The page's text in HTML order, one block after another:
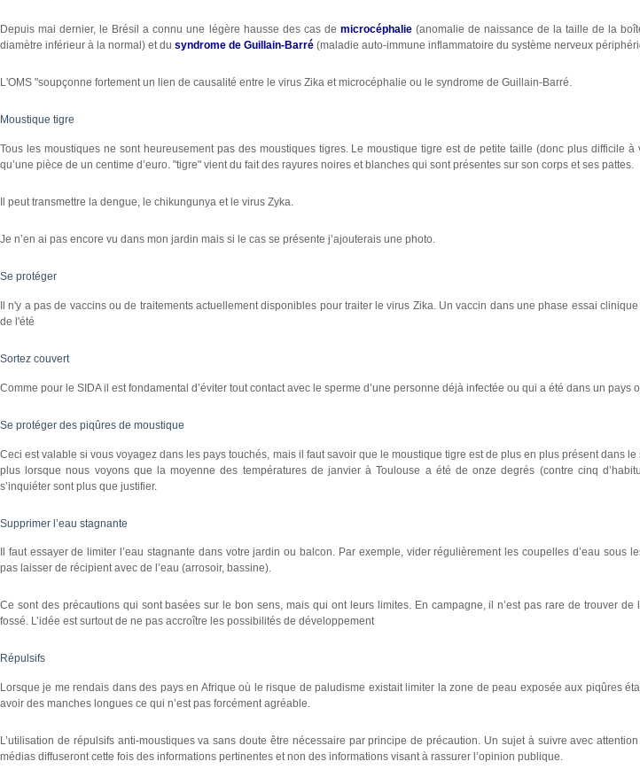
Depuis mai dernier, le Brésil a connu une légère hausse des cas de microcéphalie(anomalie de naissance de la taille de la
diamètre inférieur à la normal) et du syndrome de Guillain-Barré (maladie auto-immune inflammatoire du système nerveux
L'OMS "soupçonne fortement un lien de causalité entre le virus Zika et microcéphalie ou le syndrome de Guillain-Barré.
Moustique tigre
Tous les moustiques ne sont heureusement pas des moustiques tigres. Le moustique tigre est de petite taille (donc plus difficile à
qu’une pièce de un centime d’euro. "tigre" vient du fait des rayures noires et blanches qui sont présentes sur son corps et ses pattes.
Il peut transmettre la dengue, le chikungunya et le virus Zyka.
Je n’en ai pas encore vu dans mon jardin mais si le cas se présente j’ajouterais une photo.
Se protéger
Il n'y a pas de vaccins ou de traitements actuellement disponibles pour traiter le virus Zika. Un vaccin dans une phase essai
de l'été
Sortez couvert
Comme pour le SIDA il est fondamental d’éviter tout contact avec le sperme d’une personne déjà infectée ou qui a été dans un pays
Se protéger des piqûres de moustique
Ceci est valable si vous voyagez dans les pays touchés, mais il faut savoir que le moustique tigre est de plus en plus présent dans le
plus lorsque nous voyons que la moyenne des températures de janvier à Toulouse a été de onze degrés (contre cinq
s’inquiéter sont plus que justifier.
Supprimer l’eau stagnante
Il faut essayer de limiter l’eau stagnante dans votre jardin ou balcon. Par exemple, vider régulièrement les coupelles d’eau sous
pas laisser de récipient avec de l’eau (arrosoir, bassine).
Ce sont des précautions qui sont basées sur le bon sens, mais qui ont leurs limites. En campagne, il n’est pas rare de trouver de
fossé. L’idée est surtout de ne pas accroître les possibilités de développement
Répulsifs
Lorsque je me rendais dans des pays en Afrique où le risque de paludisme existait limiter la zone de peau exposée aux piqûres
avoir des manches longues ce qui n’est pas forcément agréable.
L’utilisation de répulsifs anti-moustiques va sans doute être nécessaire par principe de précaution. Un sujet à suivre avec
médias diffuseront cette fois des informations pertinentes et non des informations visant à rassurer l’opinion publique.